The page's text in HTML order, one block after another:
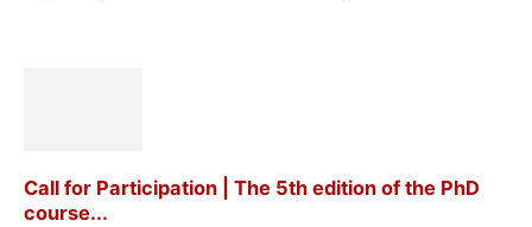
Call for Participation | The 5th edition of the PhD
course...